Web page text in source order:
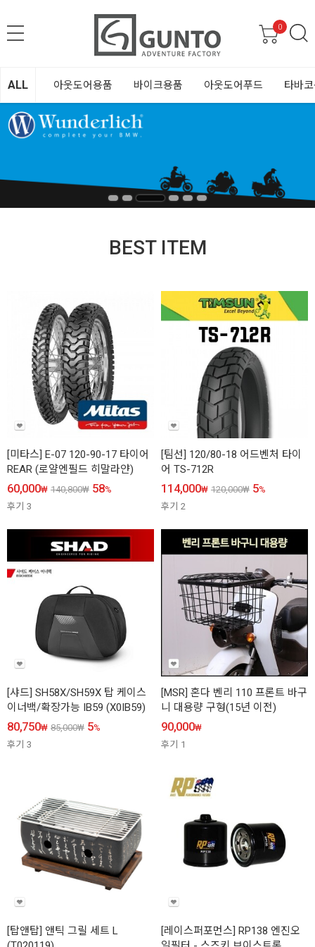
0
ALL 아웃도어용품 바이크용품 아웃도어푸드 타바
BEST ITEM
[미타스] E-07 120-90-17 타이어
REAR (로얄엔필드 히말라얀)
60,000₩ 140,800₩ 58%
후기 3
[팀선] 120/80-18 어드벤처 타이
어 TS-712R
114,000₩ 120,000₩ 5%
후기 2
[샤드] SH58X/SH59X 탑 케이스
이너백/확장가능 IB59 (X0IB59)
80,750₩ 85,000₩ 5%
후기 3
[MSR] 혼다 벤리 110 프론트 바구
니 대용량 구형(15년 이전)
90,000₩
후기 1
[탑앤탑] 앤틱 그릴 세트 L
[레이스퍼포먼스] RP138 엔진오